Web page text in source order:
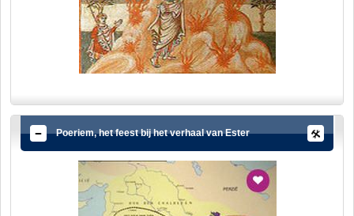
Poeriem, het feest bij het verhaal van Ester